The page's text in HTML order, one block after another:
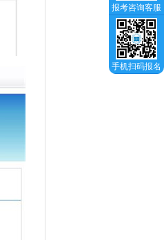
报考咨询客服
手机扫码报名